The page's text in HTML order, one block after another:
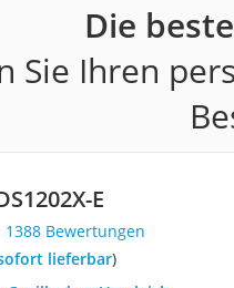
Die
Sie Ihren
E
1388 Bewertungen
Sofort lieferbar)